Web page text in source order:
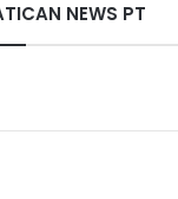
NEWS PT